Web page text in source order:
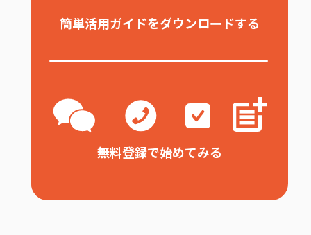
簡単活用ガイドをダウンロードする
無料登録で始めてみる